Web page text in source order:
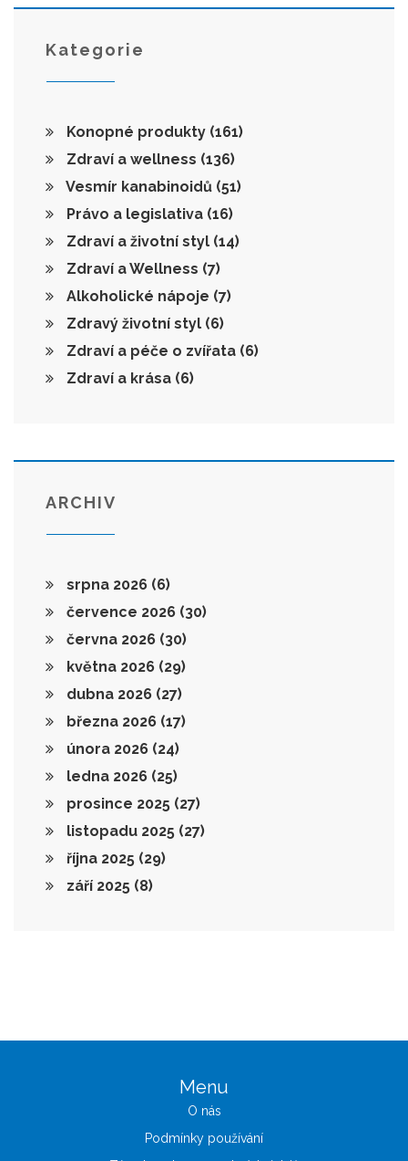
Kategorie
Konopné produkty (161)
Zdraví a wellness (136)
Vesmír kanabinoidů (51)
Právo a legislativa (16)
Zdraví a životní styl (14)
Zdraví a Wellness (7)
Alkoholické nápoje (7)
Zdravý životní styl (6)
Zdraví a péče o zvířata (6)
Zdraví a krása (6)
ARCHIV
srpna 2026 (6)
července 2026 (30)
června 2026 (30)
května 2026 (29)
dubna 2026 (27)
března 2026 (17)
února 2026 (24)
ledna 2026 (25)
prosince 2025 (27)
listopadu 2025 (27)
října 2025 (29)
září 2025 (8)
Menu
O nás
Podmínky používání